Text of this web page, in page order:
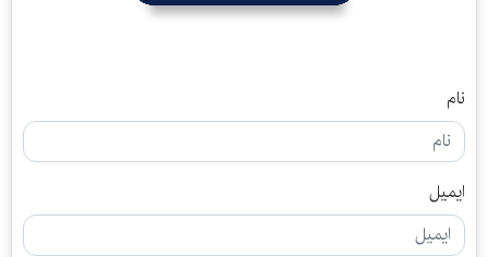
نام
ایمیل